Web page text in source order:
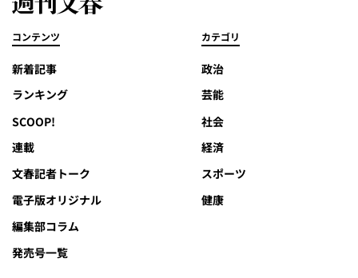
コンテンツ
新着記事
ランキング
SCOOP!
連載
文春記者トーク
電子版オリジナル
編集部コラム
発売号一覧
カテゴリ
政治
芸能
社会
経済
スポーツ
健康